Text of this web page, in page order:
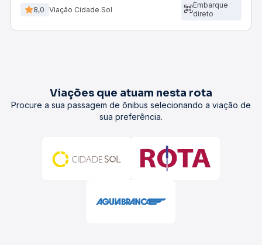
8,0 Viação Cidade Sol
Embarque
direto
Viações que atuam nesta rota
Procure a sua passagem de ônibus selecionando a viação de
sua preferência.